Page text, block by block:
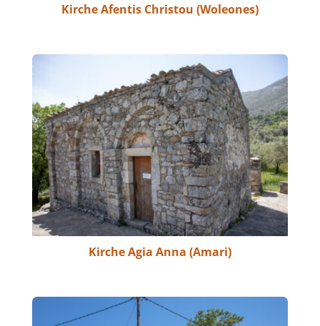
Kirche Afentis Christou (Woleones)
Kirche Agia Anna (Amari)